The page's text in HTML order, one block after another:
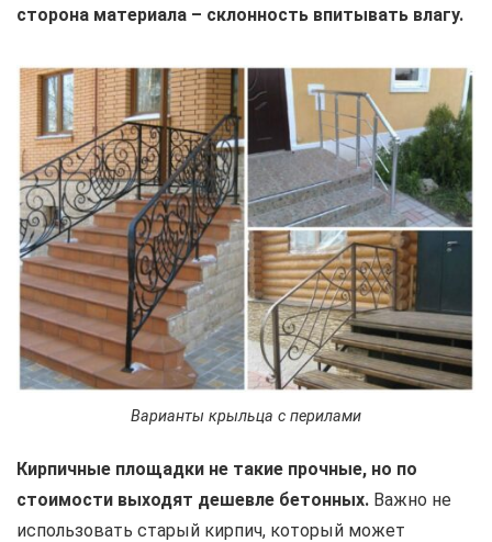
сторона материала – склонность впитывать влагу.
Варианты крыльца с перилами
Кирпичные площадки не такие прочные, но по
стоимости выходят дешевле бетонных. Важно не
использовать старый кирпич, который может